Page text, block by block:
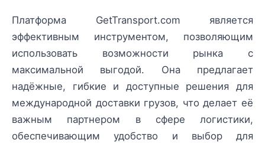
Платформа GetTransport.com является
эффективным инструментом, позволяющим
использовать возможности рынка с
максимальной выгодой. Она предлагает
надёжные, гибкие и доступные решения для
международной доставки грузов, что делает её
важным партнером в сфере логистики,
обеспечивающим удобство и выбор для